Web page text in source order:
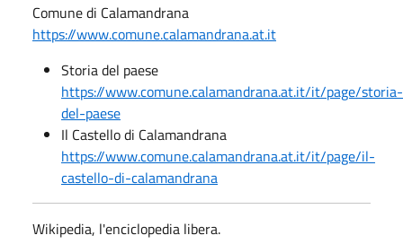
Comune di Calamandrana
https://www.comune.calamandrana.at.it
Storia del paese
https://www.comune.calamandrana.at.it/it/page/storia-
del-paese
Il Castello di Calamandrana
https://www.comune.calamandrana.at.it/it/page/il-
castello-di-calamandrana
Wikipedia, l'enciclopedia libera.